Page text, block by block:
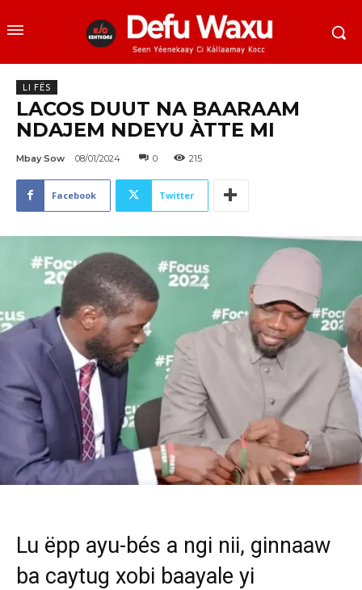
LI FËS
LACOS DUUT NA BAARAAM
NDAJEM NDEYU ÀTTE MI
Mbay Sow 08/01/2024 0 215
Facebook Twitter
Lu ëpp ayu-bés a ngi nii, ginnaaw
ba caytug xobi baayale yi